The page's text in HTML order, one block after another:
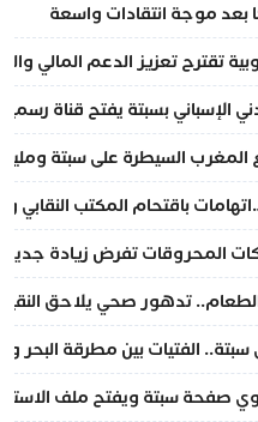
بعد موجة انتقادات واسعة
تقترح تعزيز الدعم المالي
الإسباني بسبتة يفتح قناة
المغرب السيطرة على سبتة
باقتحام المكتب النقابي
المحروقات تفرض زيادة
تدهور صحي يلاحق النقيب
الفتيات بين مطرقة البحر
صفحة سبتة ويفتح ملف